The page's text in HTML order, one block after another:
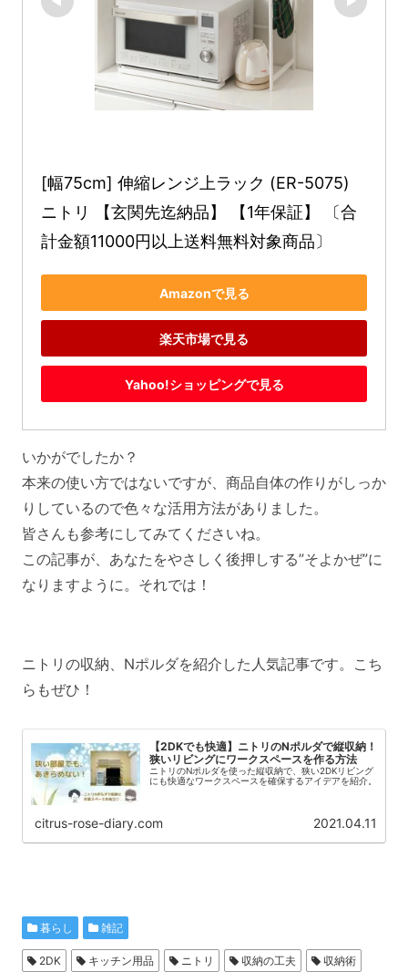
[幅75cm] 伸縮レンジ上ラック (ER-5075)
ニトリ 【玄関先迄納品】 【1年保証】 〔合
計金額11000円以上送料無料対象商品〕
Amazonで見る
楽天市場で見る
Yahoo!ショッピングで見る
いかがでしたか？
本来の使い方ではないですが、商品自体の作りがしっか
りしているので色々な活用方法がありました。
皆さんも参考にしてみてくださいね。
この記事が、あなたをやさしく後押しする”そよかぜ”に
なりますように。それでは！
ニトリの収納、Nポルダを紹介した人気記事です。こち
らもぜひ！
【2DKでも快適】ニトリのNポルダで縦収納！
狭いリビングにワークスペースを作る方法
ニトリのNポルダを使った縦収納で、狭い2DKリビング
にも快適なワークスペースを確保するアイデアを紹介。
citrus-rose-diary.com 2021.04.11
暮らし 雑記
2DK キッチン用品 ニトリ 収納の工夫
収納術